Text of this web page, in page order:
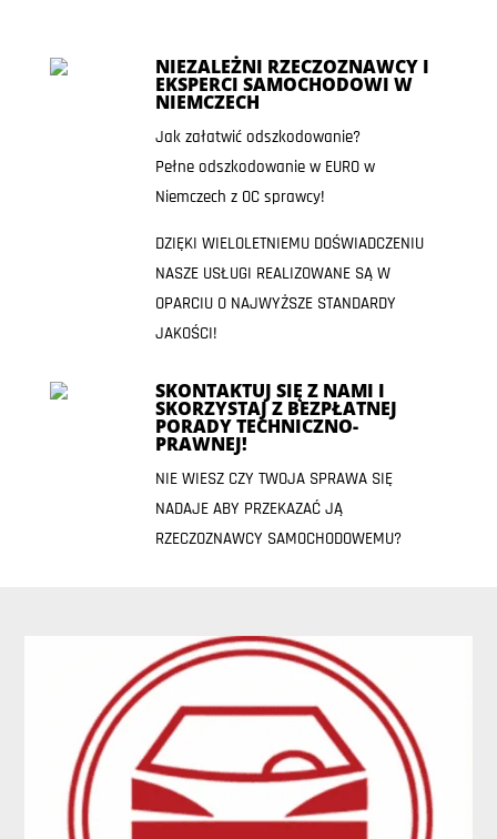
NIEZALEŻNI RZECZOZNAWCY I
EKSPERCI SAMOCHODOWI W
NIEMCZECH
Jak załatwić odszkodowanie?
Pełne odszkodowanie w EURO w
Niemczech z OC sprawcy!
DZIĘKI WIELOLETNIEMU DOŚWIADCZENIU
NASZE USŁUGI REALIZOWANE SĄ W
OPARCIU O NAJWYŻSZE STANDARDY
JAKOŚCI!
SKONTAKTUJ SIĘ Z NAMI I
SKORZYSTAJ Z BEZPŁATNEJ
PORADY TECHNICZNO-
PRAWNEJ!
NIE WIESZ CZY TWOJA SPRAWA SIĘ
NADAJE ABY PRZEKAZAĆ JĄ
RZECZOZNAWCY SAMOCHODOWEMU?